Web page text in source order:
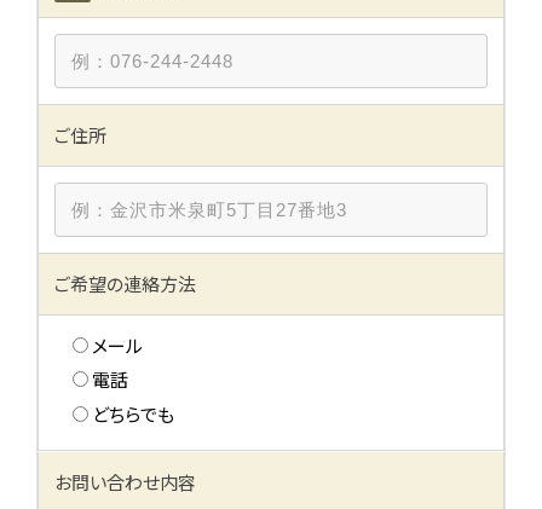
お問い合わせ
ご住所
ご希望の連絡方法
メール
電話
どちらでも
お問い合わせ内容